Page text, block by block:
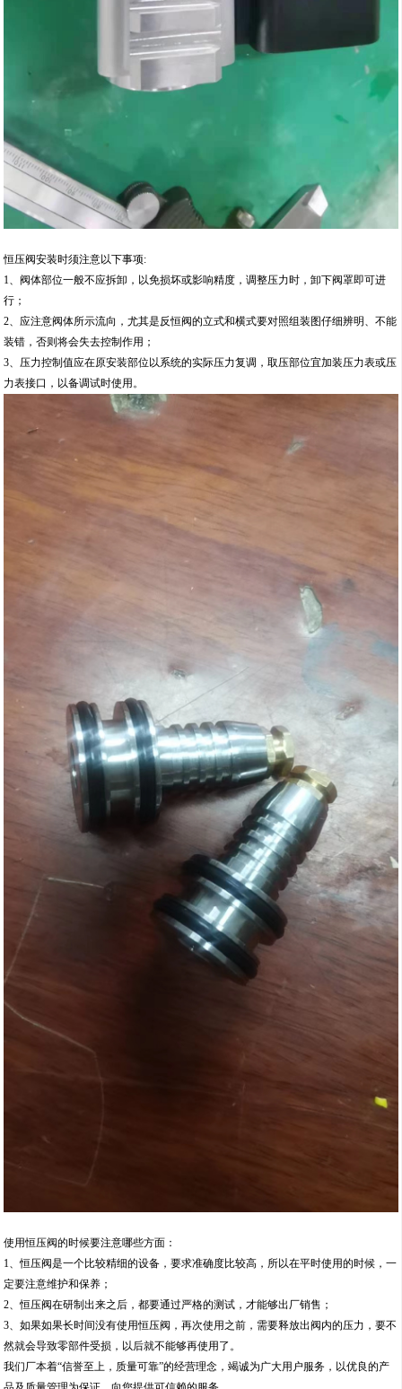
恒压阀安装时须注意以下事项:
1、阀体部位一般不应拆卸，以免损坏或影响精度，调整压力时，卸下阀罩即可进
行；
2、应注意阀体所示流向，尤其是反恒阀的立式和横式要对照组装图仔细辨明、不能
装错，否则将会失去控制作用；
3、压力控制值应在原安装部位以系统的实际压力复调，取压部位宜加装压力表或压
力表接口，以备调试时使用。
使用恒压阀的时候要注意哪些方面：
1、恒压阀是一个比较精细的设备，要求准确度比较高，所以在平时使用的时候，一
定要注意维护和保养；
2、恒压阀在研制出来之后，都要通过严格的测试，才能够出厂销售；
3、如果如果长时间没有使用恒压阀，再次使用之前，需要释放出阀内的压力，要不
然就会导致零部件受损，以后就不能够再使用了。
我们厂本着“信誉至上，质量可靠”的经营理念，竭诚为广大用户服务，以优良的产